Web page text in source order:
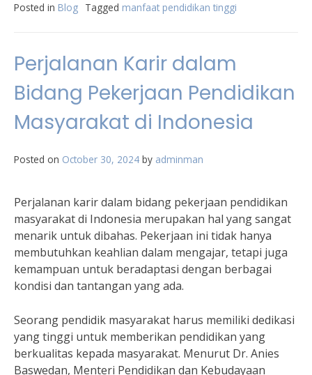
Posted in Blog Tagged manfaat pendidikan tinggi
Perjalanan Karir dalam
Bidang Pekerjaan Pendidikan
Masyarakat di Indonesia
Posted on October 30, 2024 by adminman
Perjalanan karir dalam bidang pekerjaan pendidikan
masyarakat di Indonesia merupakan hal yang sangat
menarik untuk dibahas. Pekerjaan ini tidak hanya
membutuhkan keahlian dalam mengajar, tetapi juga
kemampuan untuk beradaptasi dengan berbagai
kondisi dan tantangan yang ada.
Seorang pendidik masyarakat harus memiliki dedikasi
yang tinggi untuk memberikan pendidikan yang
berkualitas kepada masyarakat. Menurut Dr. Anies
Baswedan, Menteri Pendidikan dan Kebudayaan